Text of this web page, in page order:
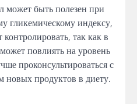
может быть полезен при
гликемическому индексу,
так как в
повлиять на уровень
проконсультироваться с
новых продуктов в диету.